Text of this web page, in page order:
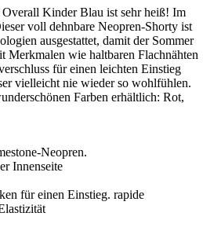
Kinder Blau ist sehr heiß! Im
voll dehnbare Neopren-Shorty ist
ausgestattet, damit der Sommer
Merkmalen wie haltbaren Flachnähten
für einen leichten Einstieg
vielleicht nie wieder so wohlfühlen.
Farben erhältlich: Rot,
Neopren.
Innenseite
für einen Einstieg. rapide